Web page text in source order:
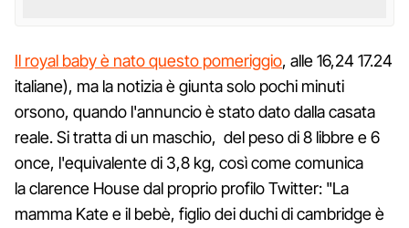
Il royal baby è nato questo pomeriggio, alle 16,24 17.24
italiane), ma la notizia è giunta solo pochi minuti
orsono, quando l'annuncio è stato dato dalla casata
reale. Si tratta di un maschio, del peso di 8 libbre e 6
once, l'equivalente di 3,8 kg, così come comunica
la clarence House dal proprio profilo Twitter: "La
mamma Kate e il bebè, figlio dei duchi di cambridge è